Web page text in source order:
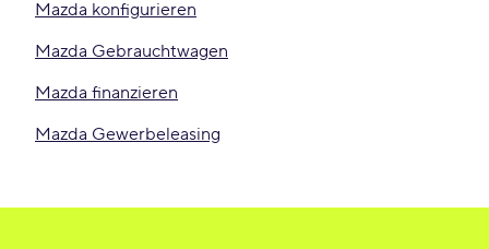
Mazda konfigurieren
Mazda Gebrauchtwagen
Mazda finanzieren
Mazda Gewerbeleasing